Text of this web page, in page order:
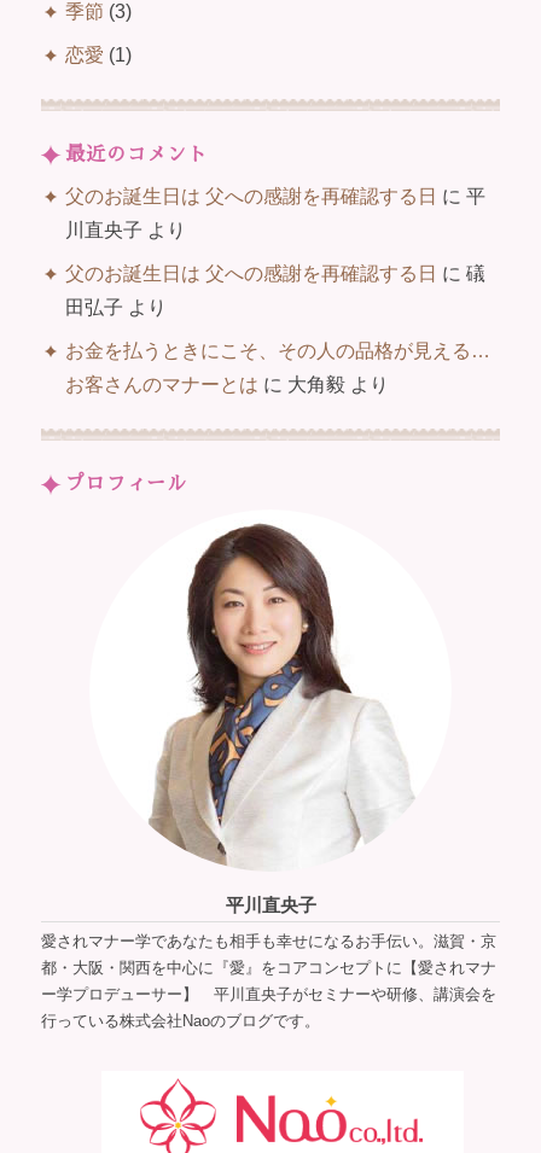
季節 (3)
恋愛 (1)
最近のコメント
父のお誕生日は 父への感謝を再確認する日 に平
川直央子 より
父のお誕生日は 父への感謝を再確認する日 に礒
田弘子 より
お金を払うときにこそ、その人の品格が見える…
お客さんのマナーとは に 大角毅 より
プロフィール
平川直央子
愛されマナー学であなたも相手も幸せになるお手伝い。滋賀・京
都・大阪・関西を中心に『愛』をコアコンセプトに【愛されマナ
ー学プロデューサー】 平川直央子がセミナーや研修、講演会を
行っている株式会社Naoのブログです。